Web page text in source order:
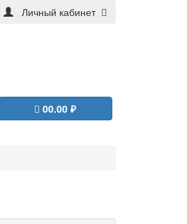
Личный кабинет
00.00 ₽